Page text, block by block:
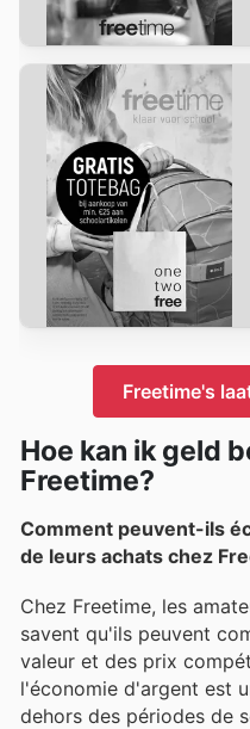
Freetime's
Hoe kan ik geld
Freetime?
Comment peuvent-ils
de leurs achats chez
Chez Freetime, les
savent qu'ils peuvent
valeur et des prix
l'économie d'argent est
dehors des périodes de